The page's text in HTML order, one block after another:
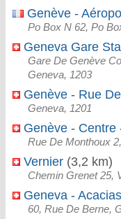
Genève -
Po Box N 62, Po
Geneva Gare
Gare De Genève
Geneva, 1203
Genève - Rue
Geneva, 1201
Genève - Centre
Rue De Monthoux
Vernier (3,2 km)
Chemin Grenet 25,
Geneva - Acacias
60, Rue De Berne,